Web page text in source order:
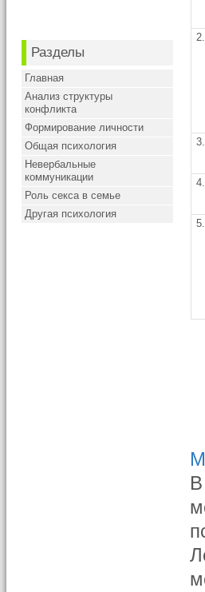
Разделы
Главная
Анализ структуры
конфликта
Формирование личности
Общая психология
Невербальные
коммуникации
Роль секса в семье
Другая психология
2.
3.
4.
5.